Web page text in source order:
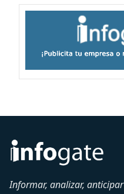
Informar, analizar, anticipar